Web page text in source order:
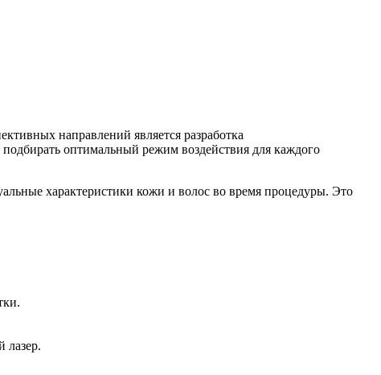
направлений является разработка
оптимальный режим воздействия для каждого
характеристики кожи и волос во время процедуры. Это
лазер.